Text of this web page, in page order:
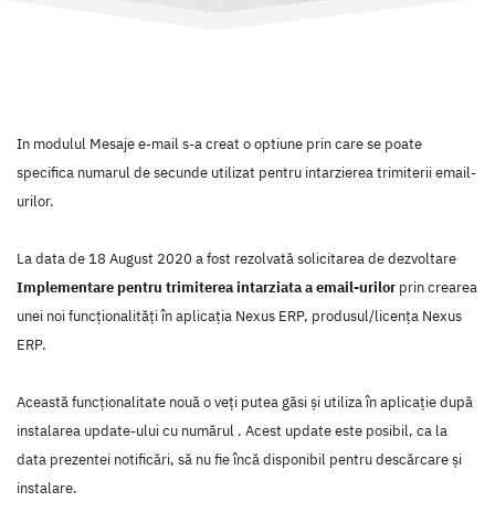
In modulul Mesaje e-mail s-a creat o optiune prin care se poate
specifica numarul de secunde utilizat pentru intarzierea trimiterii email-
urilor.
La data de 18 August 2020 a fost rezolvată solicitarea de dezvoltare
Implementare pentru trimiterea intarziata a email-urilor prin crearea
unei noi funcţionalităţi în aplicaţia Nexus ERP, produsul/licenţa Nexus
ERP.
Această funcţionalitate nouă o veţi putea găsi şi utiliza în aplicaţie după
instalarea update-ului cu numărul . Acest update este posibil, ca la
data prezentei notificări, să nu fie încă disponibil pentru descărcare şi
instalare.